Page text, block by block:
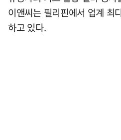
이앤씨는 필리핀에서 업계 최
하고 있다.